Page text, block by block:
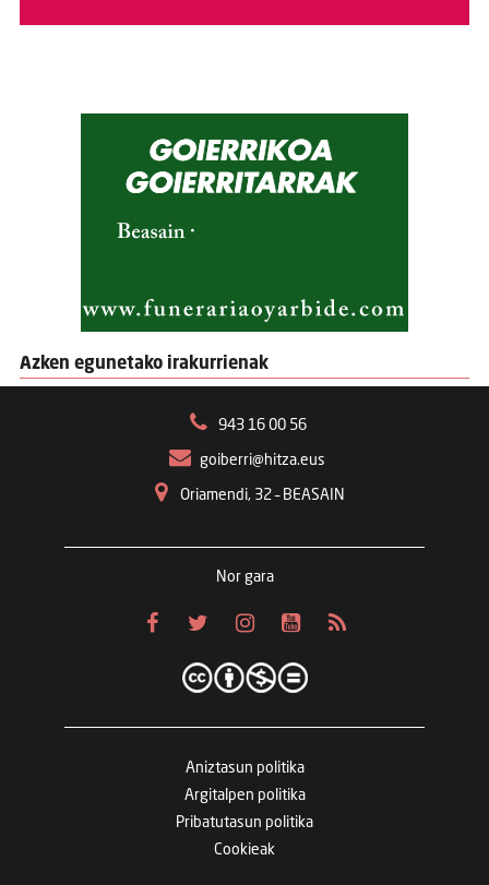
Azken egunetako irakurrienak
943 16 00 56
goiberri@hitza.eus
Oriamendi, 32 – BEASAIN
Nor gara
Aniztasun politika
Argitalpen politika
Pribatutasun politika
Cookieak